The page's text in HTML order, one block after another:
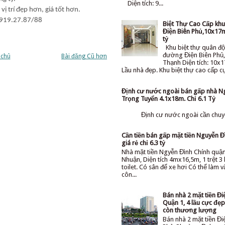
vị trí đẹp hơn, giá tốt hơn.
88
Bài đăng Cũ hơn
Diện tích: 9...
Biệt Thự Cao Cấp
Điện Biên
tỷ
Khu biệt thự quân
đường Điện Biên
Thạnh Diện tích:
Lầu nhà đẹp. Khu biệt thự cao cấp
Định cư nước ngoài bán gấp nhà
Trọng Tuyển 4.1x18m. Chỉ 6.1 Tỷ
Định cư nước ngoài cần
Cần tiền bán gấp mặt tiền Nguyễn
giá rẻ chỉ 6.3 tỷ
Nhà mặt tiền Ngyễn Đình Chính
Nhuận, Diện tích 4mx16,5m, 1 trệt 3
toilet. Có sân để xe hơi Có thể làm
côn...
Bán nhà 2 mặt tiền
Quận 1, 4 lầu cực
còn thương lượng
Bán nhà 2 mặt tiền